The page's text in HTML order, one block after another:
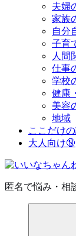
夫婦
家族
自分
子育
人間
仕事
学校
健康
美容
地域
ここだけ
大人向け🔞
匿名で悩み・相